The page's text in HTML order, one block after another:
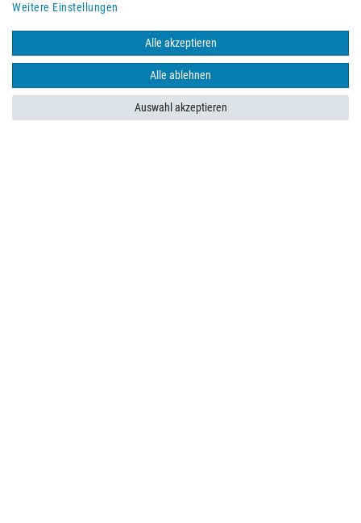
Schneller Versand mit
Weitere Einstellungen
Alle akzeptieren
Alle ablehnen
Auswahl akzeptieren